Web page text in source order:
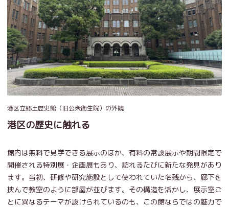
港区立郷土歴史館（旧公衆衛生院）の外観
港区の歴史に触れる
館内は無料で見学できる展示のほか、有料の常設展示や期間限定で
開催される特別展・企画展もあり、訪れるたびに新たな発見があり
ます。当初、研修や研究施設として使われていた名残から、廊下を
挟んで教室のように部屋が並びます。その構造を活かし、展示室ご
とに異なるテーマが設けられているのも、この館ならではの魅力で